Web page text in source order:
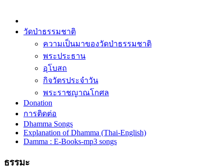
วัดป่าธรรมชาติ
ความเป็นมาของวัดป่าธรรมชาติ
พระประธาน
อุโบสถ
กิจวัตรประจำวัน
พระราชญาณโกศล
Donation
การติดต่อ
Dhamma Songs
Explanation of Dhamma (Thai-English)
Damma : E-Books-mp3 songs
ธรรมะ